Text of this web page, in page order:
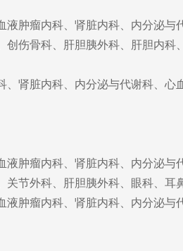
肿瘤内科、肾脏内科、内分泌
伤骨科、肝胆胰外科、肝胆内
肾脏内科、内分泌与代谢科、
肿瘤内科、肾脏内科、内分泌
节外科、肝胆胰外科、眼科、
肿瘤内科、肾脏内科、内分泌